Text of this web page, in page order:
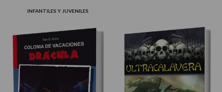
INFANTILES Y JUVENILES